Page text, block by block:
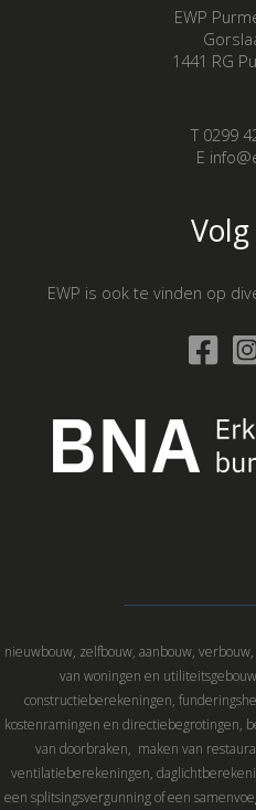
EWP
1441 RG
T 0299
E
EWP is ook te vinden op
nieuwbouw, zelfbouw, aanbouw,
van woningen en
constructieberekeningen,
kostenramingen en directiebegrotingen,
van doorbraken, maken van
ventilatieberekeningen,
een splitsingsvergunning of een